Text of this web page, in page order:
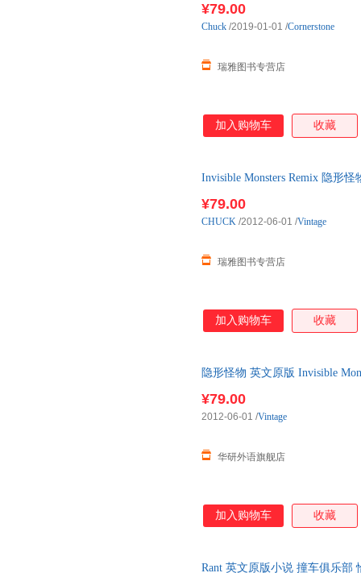
¥79.00
瑞雅图书专营店
Chuck /2019-01-01 /Cornerstone
加入购物车 收藏
Invisible Monsters Remix 隐形
¥79.00
瑞雅图书专营店
CHUCK /2012-06-01 /Vintage
加入购物车 收藏
隐形怪物 英文原版 Invisible
¥79.00
华研外语旗舰店
2012-06-01 /Vintage
加入购物车 收藏
Rant 英文原版小说 撞车俱乐部